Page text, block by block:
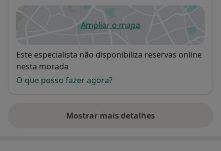
Ampliar o mapaabre num novo separador
Disponibilidade
Este especialista não disponibiliza reservas online
nesta morada
O que posso fazer agora?
Mostrar mais detalhes
sobre o endereço